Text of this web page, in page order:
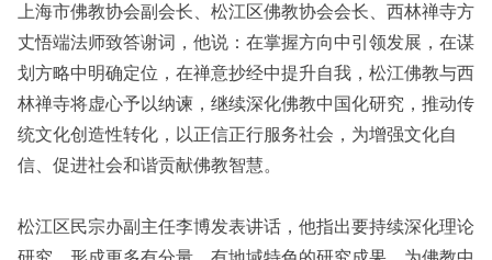
上海市佛教协会副会长、松江区佛教协会会长、西林禅寺方
丈悟端法师致答谢词，他说：在掌握方向中引领发展，在谋
划方略中明确定位，在禅意抄经中提升自我，松江佛教与西
林禅寺将虚心予以纳谏，继续深化佛教中国化研究，推动传
统文化创造性转化，以正信正行服务社会，为增强文化自
信、促进社会和谐贡献佛教智慧。
松江区民宗办副主任李博发表讲话，他指出要持续深化理论